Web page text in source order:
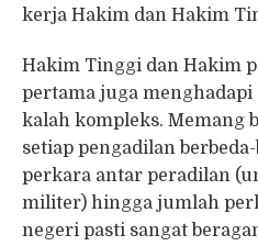
kerja Hakim dan Hakim
Hakim Tinggi dan Hakim
pertama juga
kalah kompleks. Memang
setiap pengadilan
perkara antar peradilan
militer) hingga jumlah
negeri pasti sangat